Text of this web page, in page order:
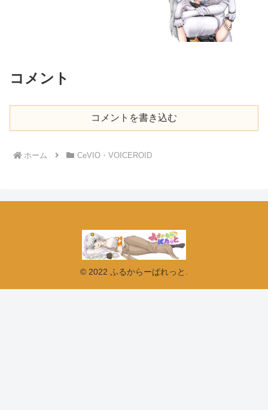
コメント
コメントを書き込む
ホーム CeVIO・VOICEROID
© 2022 ふるからーぱれっと.